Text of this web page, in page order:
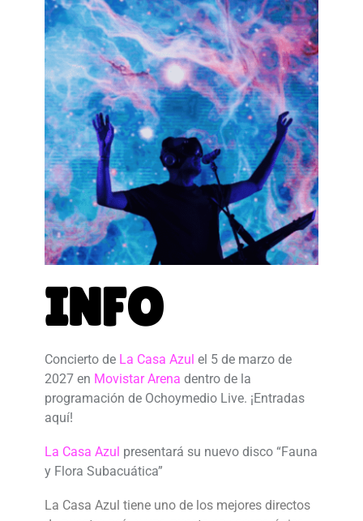
INFO
Concierto de La Casa Azul el 5 de marzo de
2027 en Movistar Arena dentro de la
programación de Ochoymedio Live. ¡Entradas
aquí!
La Casa Azul presentará su nuevo disco “Fauna
y Flora Subacuática”
La Casa Azul tiene uno de los mejores directos